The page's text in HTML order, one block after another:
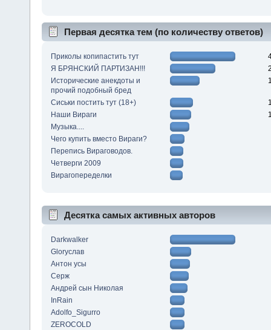
Первая десятка тем (по количеству ответов)
Приколы копипастить тут
Я БРЯНСКИЙ ПАРТИЗАН!!!
Исторические анекдоты и
прочий подобный бред
Сиськи постить тут (18+)
Наши Вираги
Музыка....
Чего купить вместо Вираги?
Перепись Вираговодов.
Четверги 2009
Вирагопеределки
Десятка самых активных авторов
Darkwalker
Gloryслав
Антон усы
Серж
Андрей сын Николая
InRain
Adolfo_Sigurro
ZEROCOLD